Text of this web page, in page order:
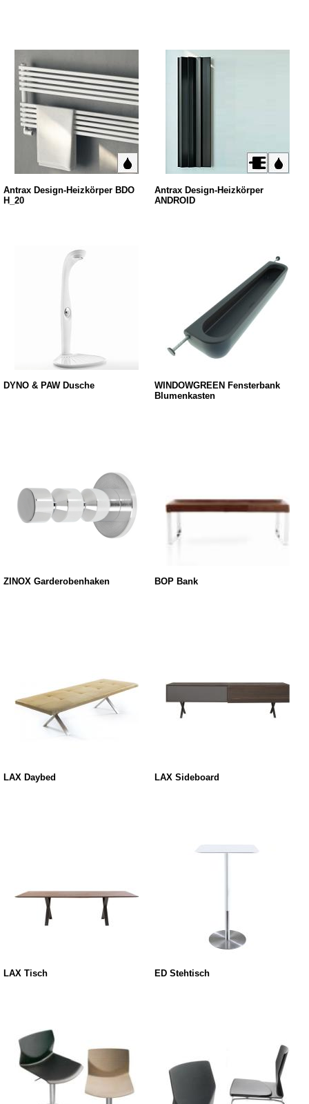
Antrax Design-Heizkörper BDO
H_20
Antrax Design-Heizkörper
ANDROID
DYNO & PAW Dusche
WINDOWGREEN Fensterbank
Blumenkasten
ZINOX Garderobenhaken BOP Bank
LAX Daybed LAX Sideboard
LAX Tisch ED Stehtisch